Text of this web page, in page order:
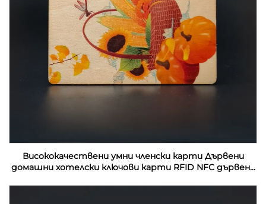
Висококачествени умни членски карти Дървени
домашни хотелски ключови карти RFID NFC дървени